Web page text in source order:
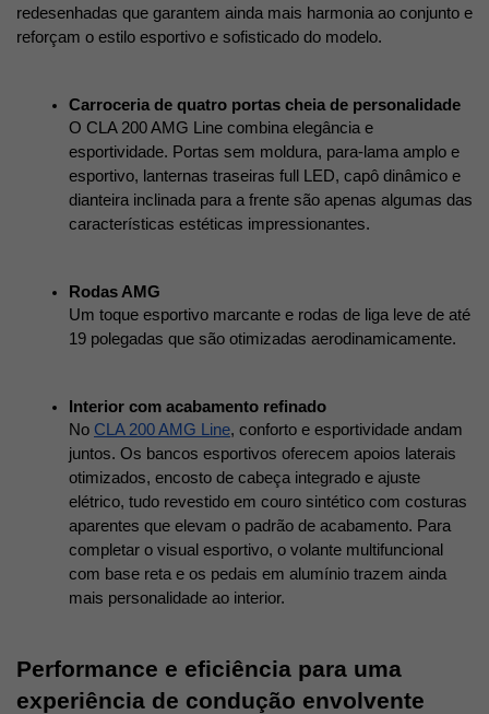
redesenhadas que garantem ainda mais harmonia ao conjunto e
reforçam o estilo esportivo e sofisticado do modelo.
Carroceria de quatro portas cheia de personalidade
O CLA 200 AMG Line combina elegância e
esportividade. Portas sem moldura, para-lama amplo e
esportivo, lanternas traseiras full LED, capô dinâmico e
dianteira inclinada para a frente são apenas algumas das
características estéticas impressionantes.
Rodas AMG
Um toque esportivo marcante e rodas de liga leve de até
19 polegadas que são otimizadas aerodinamicamente.
Interior com acabamento refinado
No CLA 200 AMG Line, conforto e esportividade andam
juntos. Os bancos esportivos oferecem apoios laterais
otimizados, encosto de cabeça integrado e ajuste
elétrico, tudo revestido em couro sintético com costuras
aparentes que elevam o padrão de acabamento. Para
completar o visual esportivo, o volante multifuncional
com base reta e os pedais em alumínio trazem ainda
mais personalidade ao interior.
Performance e eficiência para uma
experiência de condução envolvente